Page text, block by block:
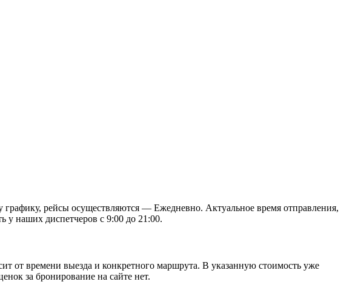
рейсы осуществляются — Ежедневно. Актуальное время отправления,
у наших диспетчеров с 9:00 до 21:00.
от времени выезда и конкретного маршрута. В указанную стоимость уже
за бронирование на сайте нет.